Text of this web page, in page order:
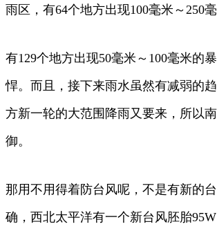
雨区，有64个地方出现100毫米～250
有129个地方出现50毫米～100毫米的
悍。而且，接下来雨水虽然有减弱的
方新一轮的大范围降雨又要来，所以
御。
那用不用得着防台风呢，不是有新的
确，西北太平洋有一个新台风胚胎